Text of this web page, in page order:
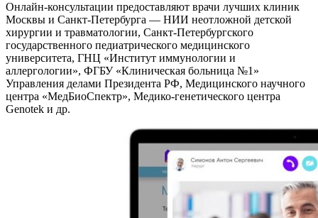
Онлайн-консультации предоставляют врачи лучших клиник
Москвы и Санкт-Петербурга — НИИ неотложной детской
хирургии и травматологии, Санкт-Петербургского
государственного педиатрического медицинского
университета, ГНЦ «Институт иммунологии и
аллергологии», ФГБУ «Клиническая больница №1»
Управления делами Президента РФ, Медицинского научного
центра «МедБиоСпектр», Медико-генетического центра
Genotek и др.